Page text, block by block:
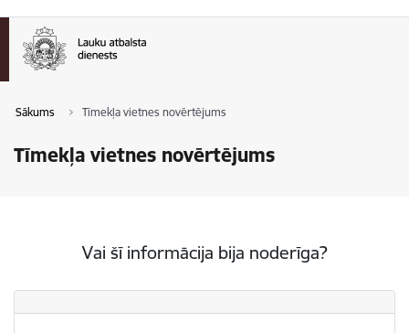
Sākums Tīmekļa vietnes novērtējums
Tīmekļa vietnes novērtējums
Vai šī informācija bija noderīga?
Vai šī informācija bija noderīga?